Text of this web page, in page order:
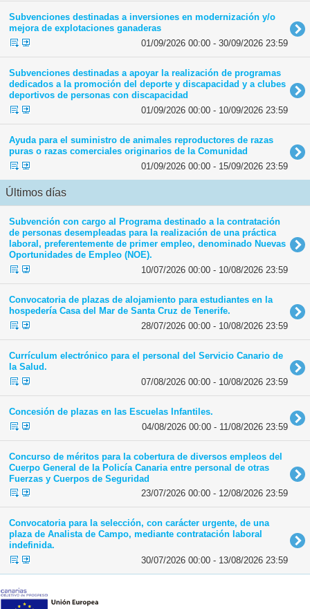
Subvenciones destinadas a inversiones en modernización y/o
mejora de explotaciones ganaderas
01/09/2026 00:00 - 30/09/2026 23:59
Subvenciones destinadas a apoyar la realización de programas
dedicados a la promoción del deporte y discapacidad y a clubes
deportivos de personas con discapacidad
01/09/2026 00:00 - 10/09/2026 23:59
Ayuda para el suministro de animales reproductores de razas
puras o razas comerciales originarios de la Comunidad
01/09/2026 00:00 - 15/09/2026 23:59
Últimos días
Subvención con cargo al Programa destinado a la contratación
de personas desempleadas para la realización de una práctica
laboral, preferentemente de primer empleo, denominado Nuevas
Oportunidades de Empleo (NOE).
10/07/2026 00:00 - 10/08/2026 23:59
Convocatoria de plazas de alojamiento para estudiantes en la
hospedería Casa del Mar de Santa Cruz de Tenerife.
28/07/2026 00:00 - 10/08/2026 23:59
Currículum electrónico para el personal del Servicio Canario de
la Salud.
07/08/2026 00:00 - 10/08/2026 23:59
Concesión de plazas en las Escuelas Infantiles.
04/08/2026 00:00 - 11/08/2026 23:59
Concurso de méritos para la cobertura de diversos empleos del
Cuerpo General de la Policía Canaria entre personal de otras
Fuerzas y Cuerpos de Seguridad
23/07/2026 00:00 - 12/08/2026 23:59
Convocatoria para la selección, con carácter urgente, de una
plaza de Analista de Campo, mediante contratación laboral
indefinida.
30/07/2026 00:00 - 13/08/2026 23:59